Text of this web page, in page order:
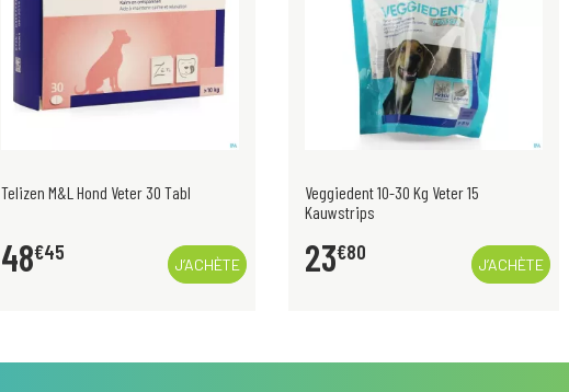
Telizen M&L Hond Veter 30 Tabl
48€45
J’ACHÈTE
Veggiedent 10-30 Kg Veter 15
Kauwstrips
23€80
J’ACHÈTE